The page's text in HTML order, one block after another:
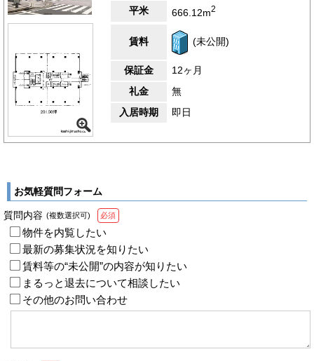
平米
666.12m2
賃料 (未公開)
保証金
12ヶ月
礼金
無
入居時期
即日
お気軽質問フォーム
質問内容 (複数選択可) 必須
物件を内覧したい
最新の募集状況を知りたい
賃料等の“未公開”の内容が知りたい
まるっと退去について相談したい
その他のお問い合わせ